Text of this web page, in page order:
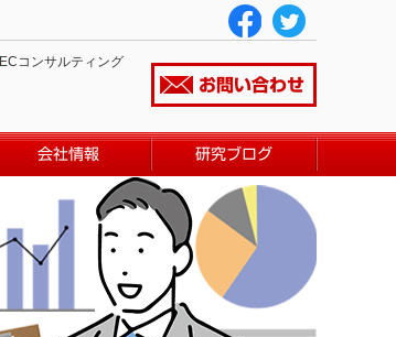
ECコンサルティング
お問い合わせ
会社情報 研究ブログ